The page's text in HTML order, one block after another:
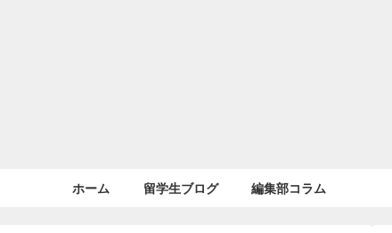
ホーム 留学生ブログ 編集部コラム